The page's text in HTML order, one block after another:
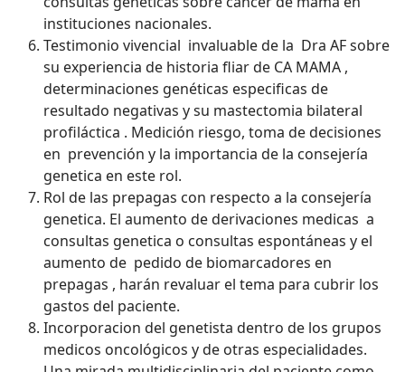
instituciones nacionales.
Testimonio vivencial invaluable de la Dra AF sobre
su experiencia de historia fliar de CA MAMA ,
determinaciones genéticas especificas de
resultado negativas y su mastectomia bilateral
profiláctica . Medición riesgo, toma de decisiones
en prevención y la importancia de la consejería
genetica en este rol.
Rol de las prepagas con respecto a la consejería
genetica. El aumento de derivaciones medicas a
consultas genetica o consultas espontáneas y el
aumento de pedido de biomarcadores en
prepagas , harán revaluar el tema para cubrir los
gastos del paciente.
Incorporacion del genetista dentro de los grupos
medicos oncológicos y de otras especialidades.